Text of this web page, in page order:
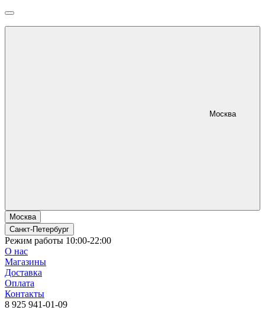
Москва
Москва
Санкт-Петербург
Режим работы 10:00-22:00
О нас
Магазины
Доставка
Оплата
Контакты
8 925 941-01-09